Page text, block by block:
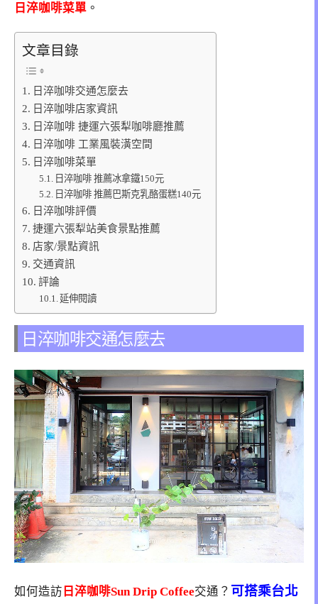
日淬咖啡菜單 。
文章目錄
日淬咖啡交通怎麼去
日淬咖啡店家資訊
日淬咖啡 捷運六張犁咖啡廳推薦
日淬咖啡 工業風裝潢空間
日淬咖啡菜單
日淬咖啡 推薦冰拿鐵150元
日淬咖啡 推薦巴斯克乳酪蛋糕140元
日淬咖啡評價
捷運六張犁站美食景點推薦
店家/景點資訊
交通資訊
評論
延伸閱讀
日淬咖啡交通怎麼去
如何造訪 日淬咖啡Sun Drip Coffee交通？ 可搭乘台北